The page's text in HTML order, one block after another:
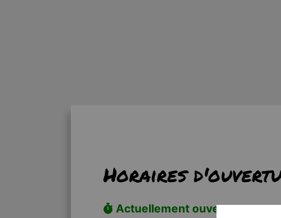
Horaires
Actuellement ouvert